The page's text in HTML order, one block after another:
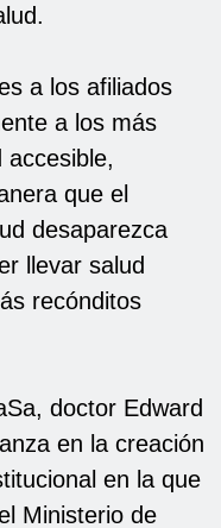
a los afiliados
a los más
accesible,
que el
desaparezca
llevar salud
recónditos
doctor Edward
en la creación
en la que
Ministerio de